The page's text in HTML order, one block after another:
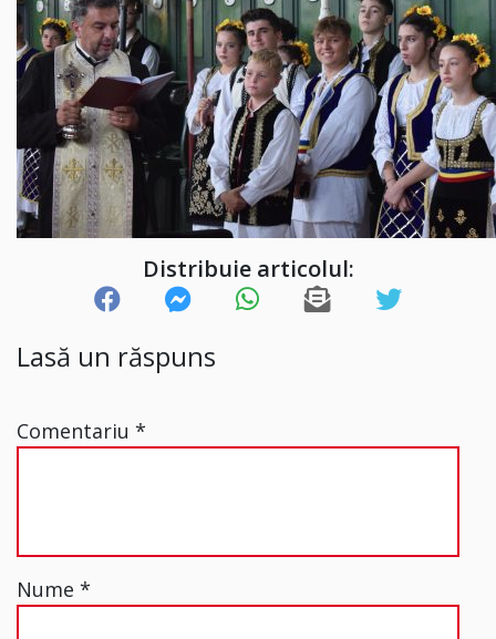
Distribuie articolul:
Lasă un răspuns
Comentariu *
Nume *